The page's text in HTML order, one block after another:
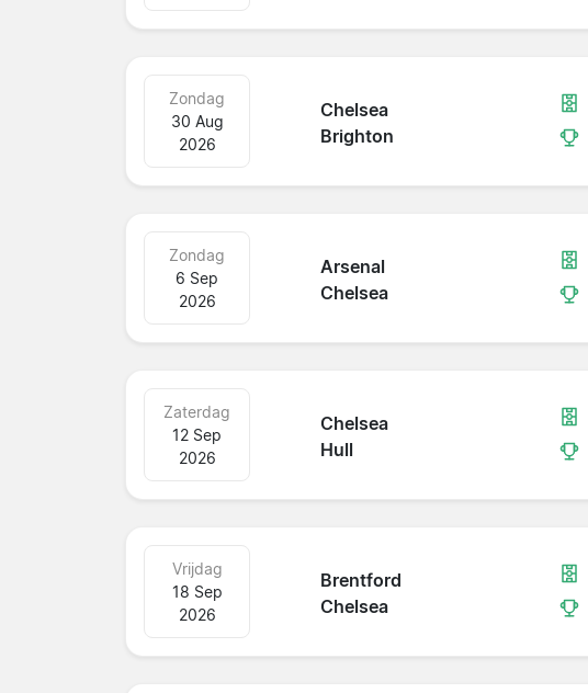
Chelsea
Brighton
Zondag
30 Aug
2026
Arsenal
Chelsea
Zondag
6 Sep
2026
Chelsea
Hull
Zaterdag
12 Sep
2026
Brentford
Chelsea
Vrijdag
18 Sep
2026